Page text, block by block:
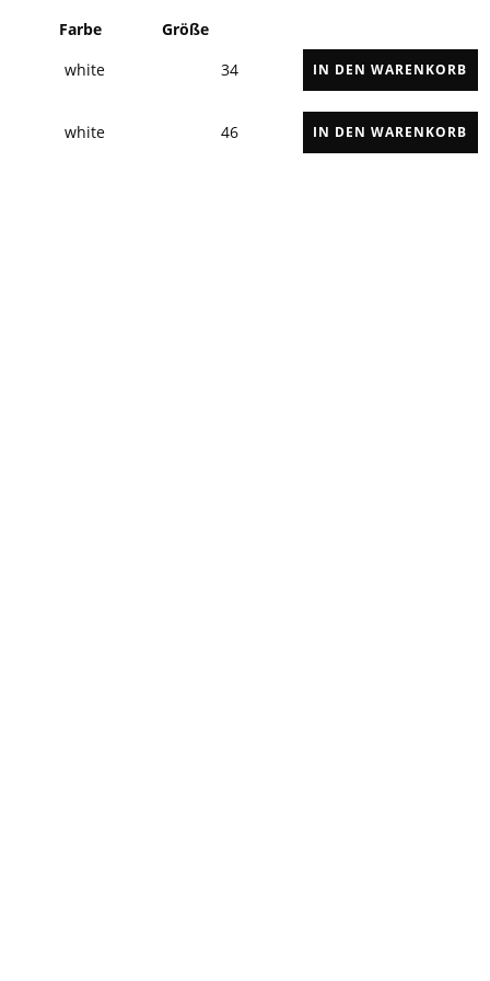
Farbe
Größe
white
34 IN DEN WARENKORB
white 46 IN DEN WARENKORB